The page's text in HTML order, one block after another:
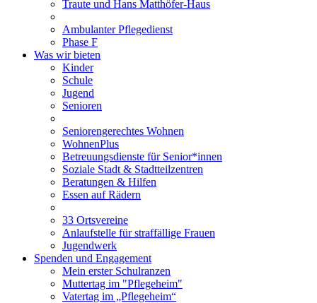
Traute und Hans Matthöfer-Haus
Ambulanter Pflegedienst
Phase F
Was wir bieten
Kinder
Schule
Jugend
Senioren
Seniorengerechtes Wohnen
WohnenPlus
Betreuungsdienste für Senior*innen
Soziale Stadt & Stadtteilzentren
Beratungen & Hilfen
Essen auf Rädern
33 Ortsvereine
Anlaufstelle für straffällige Frauen
Jugendwerk
Spenden und Engagement
Mein erster Schulranzen
Muttertag im "Pflegeheim"
Vatertag im „Pflegeheim“